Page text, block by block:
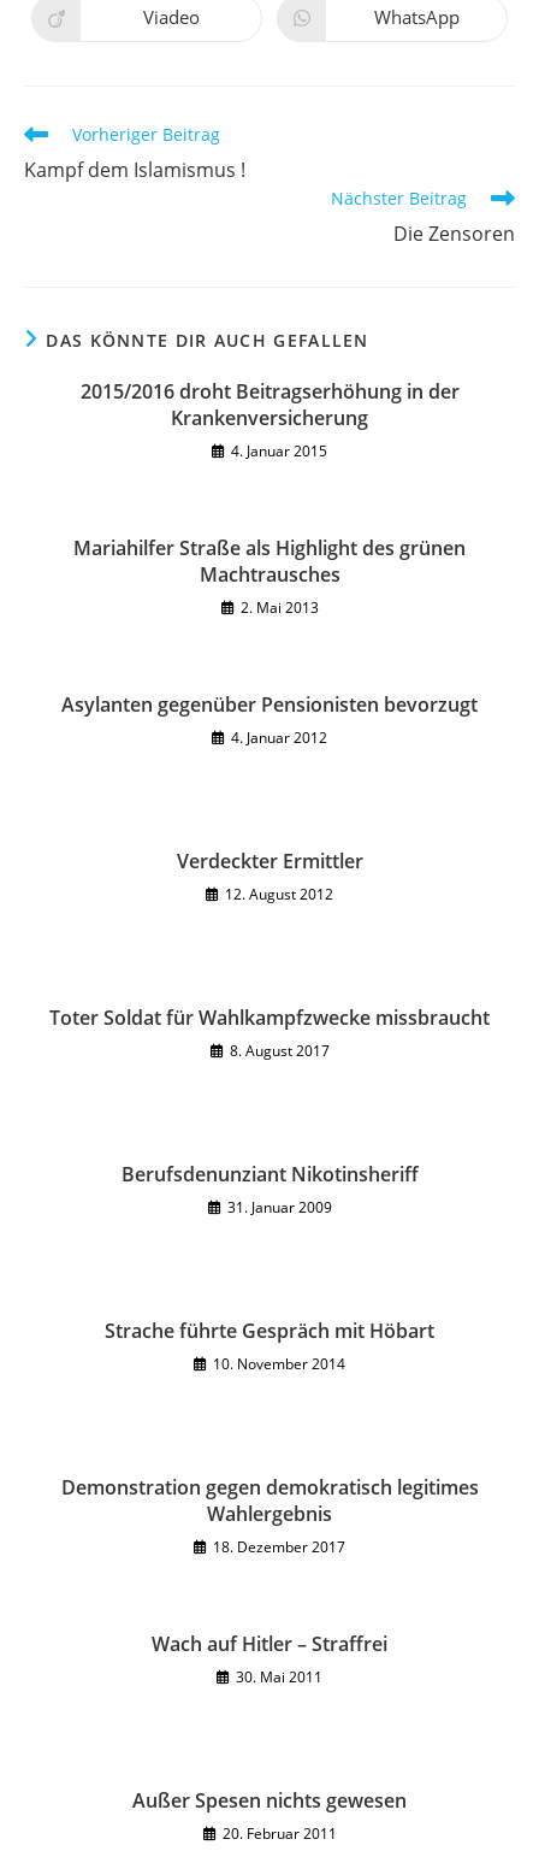
neuen
Fenster
neuen
Fenster
Öffnet
Viadeo Öffnet
WhatsApp
Weitere
ansehen
Vorheriger Beitrag
Kampf dem Islamismus !
Nächster Beitrag
Die Zensoren
DAS KÖNNTE DIR AUCH GEFALLEN
2015/2016 droht Beitragserhöhung in der
Krankenversicherung
4. Januar 2015
Mariahilfer Straße als Highlight des grünen
Machtrausches
2. Mai 2013
Asylanten gegenüber Pensionisten bevorzugt
4. Januar 2012
Verdeckter Ermittler
12. August 2012
Toter Soldat für Wahlkampfzwecke missbraucht
8. August 2017
Berufsdenunziant Nikotinsheriff
31. Januar 2009
Strache führte Gespräch mit Höbart
10. November 2014
Demonstration gegen demokratisch legitimes
Wahlergebnis
18. Dezember 2017
Wach auf Hitler – Straffrei
30. Mai 2011
Außer Spesen nichts gewesen
20. Februar 2011